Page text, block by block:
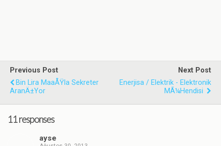
Previous Post
Bin Lira MaaÅŸla Sekreter
AranÄ±yor
Next Post
Enerjisa / Elektrik - Elektronik
MÃ¼hendisi
11 responses
ayse